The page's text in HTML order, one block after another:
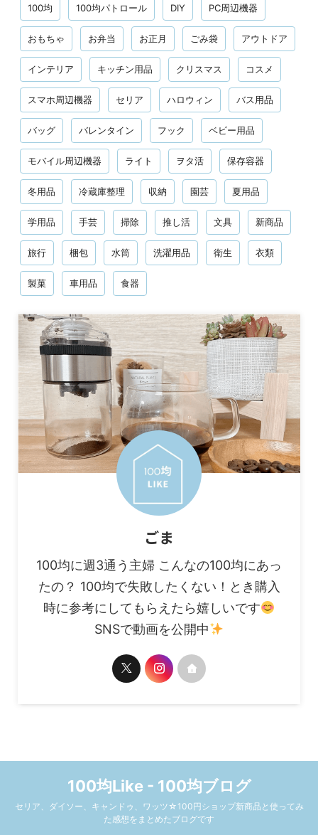
100均 100均パトロール DIY PC周辺機器
おもちゃ お弁当 お正月 ごみ袋 アウトドア
インテリア キッチン用品 クリスマス コスメ
スマホ周辺機器 セリア ハロウィン バス用品
バッグ バレンタイン フック ベビー用品
モバイル周辺機器 ライト ヲタ活 保存容器
冬用品 冷蔵庫整理 収納 園芸 夏用品
学用品 手芸 掃除 推し活 文具 新商品
旅行 梱包 水筒 洗濯用品 衛生 衣類
製菓 車用品 食器
ごま
100均に週3通う主婦 こんなの100均にあっ
たの？ 100均で失敗したくない！とき購入
時に参考にしてもらえたら嬉しいです
SNSで動画を公開中
100均Like - 100均ブログ
セリア、ダイソー、キャンドゥ、ワッツ☆100円ショップ新商品と使ってみ
た感想をまとめたブログです